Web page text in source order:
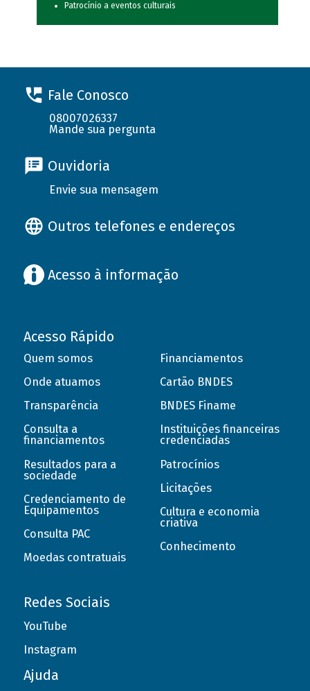
Patrocínio a eventos culturais
Fale Conosco
08007026337
Mande sua pergunta
Ouvidoria
Envie sua mensagem
Outros telefones e endereços
Acesso à informação
Acesso Rápido
Quem somos
Onde atuamos
Transparência
Consulta a
financiamentos
Resultados para a
sociedade
Credenciamento de
Equipamentos
Consulta PAC
Moedas contratuais
Financiamentos
Cartão BNDES
BNDES Finame
Instituições financeiras
credenciadas
Patrocínios
Licitações
Cultura e economia
criativa
Conhecimento
Redes Sociais
YouTube
Instagram
Ajuda